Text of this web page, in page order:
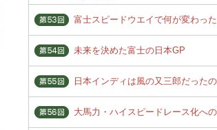
富士スピードウエイで何が変わっ
未来を決めた富士の日本GP
日本インディは風の又三郎だった
大馬力・ハイスピードレース化へ